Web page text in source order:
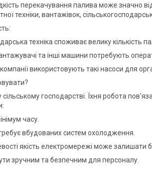
перекачування палива може значно
техніки, вантажівок,
техніка споживає велику
та інші машини потребують
використовують такі насоси для
господарстві. Їхня робота
часу.
вбудованих систем охолодження.
якість електромережі може залишати
зручним та безпечним для персоналу.